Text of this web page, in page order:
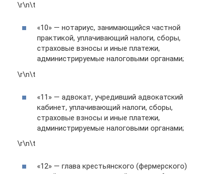
\r\n\t
«10» — нотариус, занимающийся частной
практикой, уплачивающий налоги, сборы,
страховые взносы и иные платежи,
администрируемые налоговыми органами;
\r\n\t
«11» — адвокат, учредивший адвокатский
кабинет, уплачивающий налоги, сборы,
страховые взносы и иные платежи,
администрируемые налоговыми органами;
\r\n\t
«12» — глава крестьянского (фермерского)